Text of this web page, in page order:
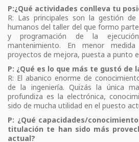
P:¿Qué actividades conlleva tu
R: Las principales son la gestión
humanos del taller del que formo
y programación de la
mantenimiento. En menor
proyectos de mejora, puesta a punto
P: ¿Qué es lo que más te gustó de
R: El abanico enorme de
de la ingeniería. Quizás la única
profundiza es la electrónica,
sido de mucha utilidad en el puesto
P: ¿Qué capacidades/
titulación te han sido más
actual?